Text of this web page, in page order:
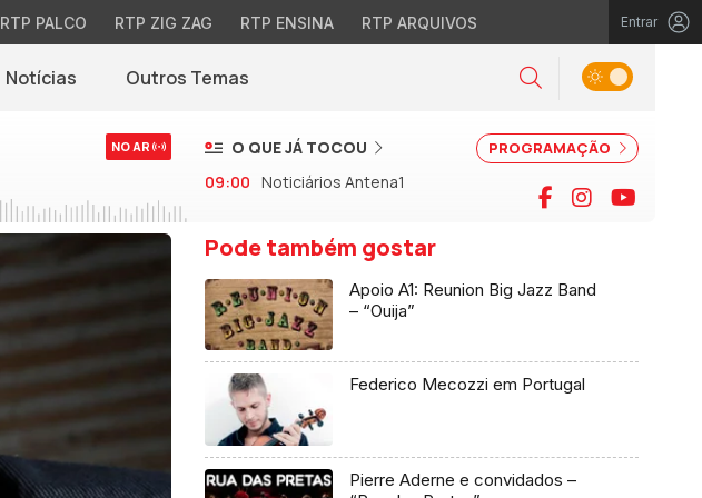
RTP PALCO RTP ZIG ZAG RTP ENSINA RTP ARQUIVOS Entrar
Notícias(abre em nova janela)
Outros Temas Pesquisar
Alternar tema
NO AR PROGRAMAÇÃO
O QUE JÁ TOCOU
09:00 Noticiários Antena1 Facebook
Instagram
Pode também gostar
Apoio A1: Reunion Big Jazz Band
– “Ouija”
Federico Mecozzi em Portugal
Pierre Aderne e convidados –